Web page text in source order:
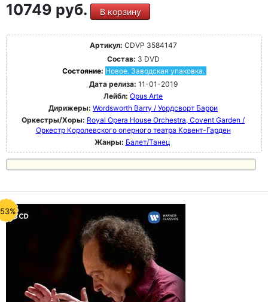
10749 руб. В корзину
Артикул: CDVP 3584147
Состав: 3 DVD
Состояние: Новое. Заводская упаковка.
Дата релиза: 11-01-2019
Лейбл: Opus Arte
Дирижеры: Wordsworth Barry / Уордсворт Барри
Оркестры/Хоры: Royal Opera House Orchestra, Covent Garden /
Оркестр Королевского оперного театра Ковент-Гарден
Жанры: Балет/Танец